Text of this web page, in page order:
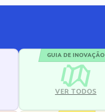
GUIA DE INOVAÇÃO
VER TODOS